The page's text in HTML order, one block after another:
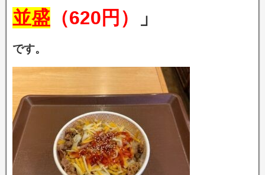
並盛 （620円） 」
です。